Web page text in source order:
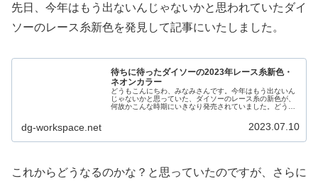
先日、今年はもう出ないんじゃないかと思われていたダイ
ソーのレース糸新色を発見して記事にいたしました。
待ちに待ったダイソーの2023年レース糸新色・
ネオンカラー
どうもこんにちわ、みなみさんです。今年はもう出ないん
じゃないかと思っていた、ダイソーのレース糸の新色が、
何故かこんな時期にいきなり発売されていました。どうい
dg-workspace.net 2023.07.10
これからどうなるのかな？と思っていたのですが、さらに